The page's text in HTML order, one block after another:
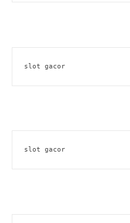
slot gacor
slot gacor